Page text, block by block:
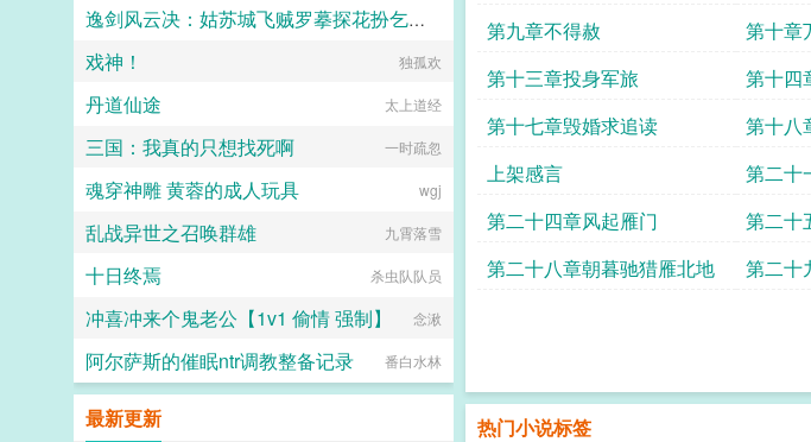
第九章不得赦
第十章
第十三章投身军旅
第十四
第十七章毁婚求追读 第十八
上架感言
第二十
第二十四章风起雁门
第二十
第二十八章朝暮驰猎雁北地
第二十
热门小说标签
逸剑风云决：姑苏城飞贼罗摹探花扮乞儿，赏灯会指奸露出名剑欧阳雪
Ding
戏神！ 独孤欢
丹道仙途 太上道经
三国：我真的只想找死啊 一时疏忽
魂穿神雕 黄蓉的成人玩具 wgj
乱战异世之召唤群雄 九霄落雪
十日终焉 杀虫队队员
冲喜冲来个鬼老公【1v1 偷情 强制】 念湫
阿尔萨斯的催眠ntr调教整备记录 番白水林
最新更新